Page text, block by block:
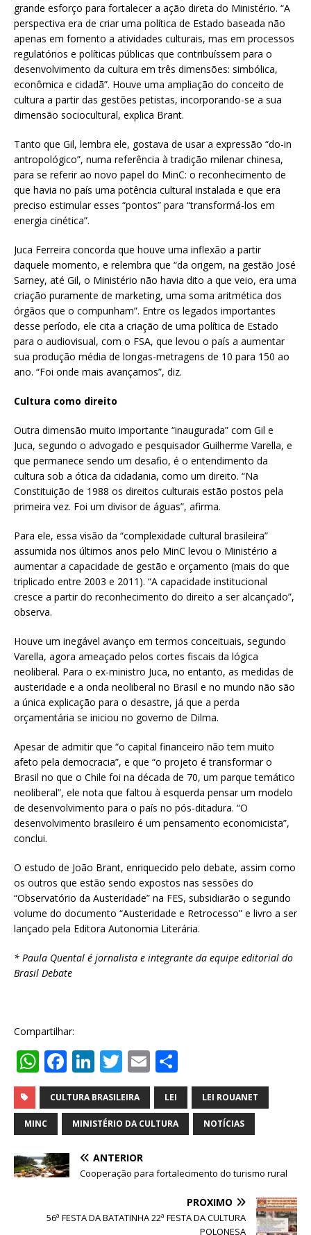
grande esforço para fortalecer a ação direta do Ministério. “A
perspectiva era de criar uma política de Estado baseada não
apenas em fomento a atividades culturais, mas em processos
regulatórios e políticas públicas que contribuíssem para o
desenvolvimento da cultura em três dimensões: simbólica,
econômica e cidadã”. Houve uma ampliação do conceito de
cultura a partir das gestões petistas, incorporando-se a sua
dimensão sociocultural, explica Brant.
Tanto que Gil, lembra ele, gostava de usar a expressão “do-in
antropológico”, numa referência à tradição milenar chinesa,
para se referir ao novo papel do MinC: o reconhecimento de
que havia no país uma potência cultural instalada e que era
preciso estimular esses “pontos” para “transformá-los em
energia cinética”.
Juca Ferreira concorda que houve uma inflexão a partir
daquele momento, e relembra que “da origem, na gestão José
Sarney, até Gil, o Ministério não havia dito a que veio, era uma
criação puramente de marketing, uma soma aritmética dos
órgãos que o compunham”. Entre os legados importantes
desse período, ele cita a criação de uma política de Estado
para o audiovisual, com o FSA, que levou o país a aumentar
sua produção média de longas-metragens de 10 para 150 ao
ano. “Foi onde mais avançamos”, diz.
Cultura como direito
Outra dimensão muito importante “inaugurada” com Gil e
Juca, segundo o advogado e pesquisador Guilherme Varella, e
que permanece sendo um desafio, é o entendimento da
cultura sob a ótica da cidadania, como um direito. “Na
Constituição de 1988 os direitos culturais estão postos pela
primeira vez. Foi um divisor de águas”, afirma.
Para ele, essa visão da “complexidade cultural brasileira”
assumida nos últimos anos pelo MinC levou o Ministério a
aumentar a capacidade de gestão e orçamento (mais do que
triplicado entre 2003 e 2011). “A capacidade institucional
cresce a partir do reconhecimento do direito a ser alcançado”,
observa.
Houve um inegável avanço em termos conceituais, segundo
Varella, agora ameaçado pelos cortes fiscais da lógica
neoliberal. Para o ex-ministro Juca, no entanto, as medidas de
austeridade e a onda neoliberal no Brasil e no mundo não são
a única explicação para o desastre, já que a perda
orçamentária se iniciou no governo de Dilma.
Apesar de admitir que “o capital financeiro não tem muito
afeto pela democracia”, e que “o projeto é transformar o
Brasil no que o Chile foi na década de 70, um parque temático
neoliberal”, ele nota que faltou à esquerda pensar um modelo
de desenvolvimento para o país no pós-ditadura. “O
desenvolvimento brasileiro é um pensamento economicista”,
conclui.
O estudo de João Brant, enriquecido pelo debate, assim como
os outros que estão sendo expostos nas sessões do
“Observatório da Austeridade” na FES, subsidiarão o segundo
volume do documento “Austeridade e Retrocesso” e livro a ser
lançado pela Editora Autonomia Literária.
* Paula Quental é jornalista e integrante da equipe editorial do
Brasil Debate
Compartilhar:
W
h
at
s
A
p
F
a
c
e
b
o
k
Li
n
k
e
dI
n
T
w
it
te
r
E
m
ai
l
h
ar
e
CULTURA BRASILEIRA LEI LEI ROUANET
MINC MINISTÉRIO DA CULTURA NOTÍCIAS
ANTERIOR
Cooperação para fortalecimento do turismo rural
PRÓXIMO
56ª FESTA DA BATATINHA 22ª FESTA DA CULTURA
POLONESA